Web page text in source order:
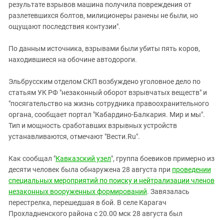
результате взрывов машина получила повреждения от
разлетевшихся болтов, милиционеры ранены не были, но
ощущают последствия контузии".
По данным источника, взрывами были убиты пять коров,
находившиеся на обочине автодороги.
Эльбрусским отделом СКП возбуждено уголовное дело по
статьям УК РФ "незаконный оборот взрывчатых веществ" и
"посягательство на жизнь сотрудника правоохранительного
органа, сообщает портал "Кабардино-Балкария. Мир и мы".
Тип и мощность сработавших взрывных устройств
устанавливаются, отмечают "Вести.Ru".
Как сообщал "Кавказский узел", группа боевиков примерно из
десяти человек была обнаружена 28 августа при проведении
специальных мероприятий по поиску и нейтрализации членов
незаконных вооруженных формирований. Завязалась
перестрелка, перешедшая в бой. В селе Карагач
Прохладненского района с 20.00 мск 28 августа был